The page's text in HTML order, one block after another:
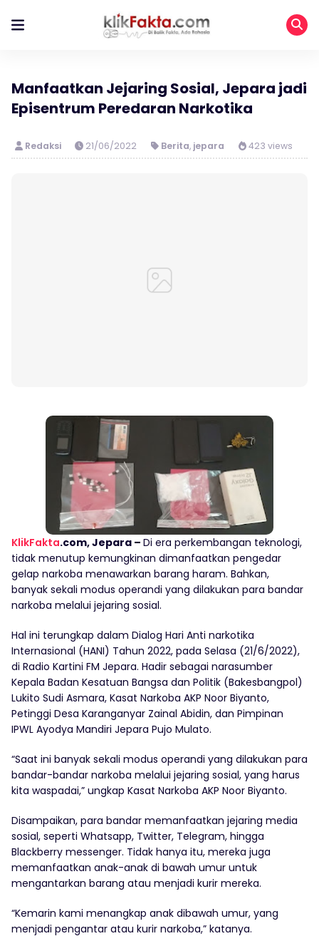
Manfaatkan Jejaring Sosial, Jepara jadi
Episentrum Peredaran Narkotika
Redaksi 21/06/2022 Berita, jepara 423 views
KlikFakta.com, Jepara – Di era perkembangan teknologi,
tidak menutup kemungkinan dimanfaatkan pengedar
gelap narkoba menawarkan barang haram. Bahkan,
banyak sekali modus operandi yang dilakukan para bandar
narkoba melalui jejaring sosial.
Hal ini terungkap dalam Dialog Hari Anti narkotika
Internasional (HANI) Tahun 2022, pada Selasa (21/6/2022),
di Radio Kartini FM Jepara. Hadir sebagai narasumber
Kepala Badan Kesatuan Bangsa dan Politik (Bakesbangpol)
Lukito Sudi Asmara, Kasat Narkoba AKP Noor Biyanto,
Petinggi Desa Karanganyar Zainal Abidin, dan Pimpinan
IPWL Ayodya Mandiri Jepara Pujo Mulato.
“Saat ini banyak sekali modus operandi yang dilakukan para
bandar-bandar narkoba melalui jejaring sosial, yang harus
kita waspadai,” ungkap Kasat Narkoba AKP Noor Biyanto.
Disampaikan, para bandar memanfaatkan jejaring media
sosial, seperti Whatsapp, Twitter, Telegram, hingga
Blackberry messenger. Tidak hanya itu, mereka juga
memanfaatkan anak-anak di bawah umur untuk
mengantarkan barang atau menjadi kurir mereka.
“Kemarin kami menangkap anak dibawah umur, yang
menjadi pengantar atau kurir narkoba,” katanya.